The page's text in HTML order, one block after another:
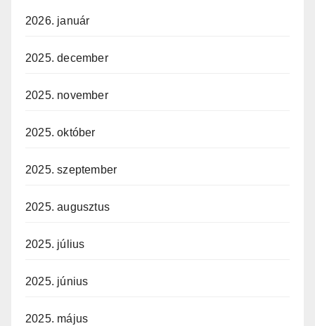
2026. január
2025. december
2025. november
2025. október
2025. szeptember
2025. augusztus
2025. július
2025. június
2025. május